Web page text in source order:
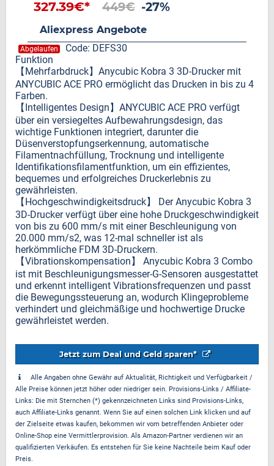
327.39€* 449€ -27%
Aliexpress Angebote
Abgelaufen
Code: DEFS30
Funktion
【Mehrfarbdruck】Anycubic Kobra 3 3D-Drucker mit
ANYCUBIC ACE PRO ermöglicht das Drucken in bis zu 4
Farben.
【Intelligentes Design】ANYCUBIC ACE PRO verfügt
über ein versiegeltes Aufbewahrungsdesign, das
wichtige Funktionen integriert, darunter die
Düsenverstopfungserkennung, automatische
Filamentnachfüllung, Trocknung und intelligente
Identifikationsfilamentfunktion, um ein effizientes,
bequemes und erfolgreiches Druckerlebnis zu
gewährleisten.
【Hochgeschwindigkeitsdruck】 Der Anycubic Kobra 3
3D-Drucker verfügt über eine hohe Druckgeschwindigkeit
von bis zu 600 mm/s mit einer Beschleunigung von
20.000 mm/s2, was 12-mal schneller ist als
herkömmliche FDM 3D-Druckern.
【Vibrationskompensation】 Anycubic Kobra 3 Combo
ist mit Beschleunigungsmesser-G-Sensoren ausgestattet
und erkennt intelligent Vibrationsfrequenzen und passt
die Bewegungssteuerung an, wodurch Klingeprobleme
verhindert und gleichmäßige und hochwertige Drucke
gewährleistet werden.
Jetzt zum Deal und Geld sparen*
Alle Angaben ohne Gewähr auf Aktualität, Richtigkeit und Verfügbarkeit /
Alle Preise können jetzt höher oder niedriger sein. Provisions-Links / Affiliate-
Links: Die mit Sternchen (*) gekennzeichneten Links sind Provisions-Links,
auch Affiliate-Links genannt. Wenn Sie auf einen solchen Link klicken und auf
der Zielseite etwas kaufen, bekommen wir vom betreffenden Anbieter oder
Online-Shop eine Vermittlerprovision. Als Amazon-Partner verdienen wir an
qualifizierten Verkäufen. Es entstehen für Sie keine Nachteile beim Kauf oder
Preis.